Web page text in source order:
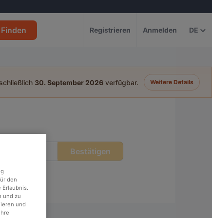
Finden Registrieren Anmelden DE
30. September 2026 verfügbar. Weitere Details
Bestätigen
den
und zu
und